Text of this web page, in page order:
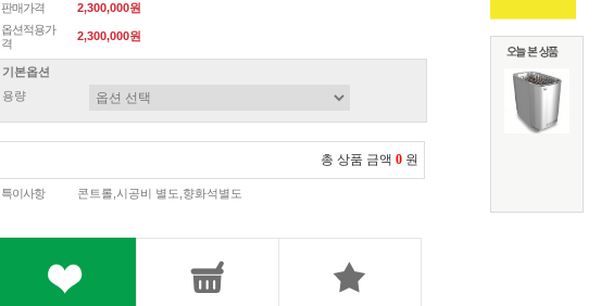
판매가격
2,300,000원
옵션적용가
격
2,300,000원
기본옵션
용량
총 상품 금액 0 원
특이사항 콘트롤,시공비 별도,향화석별도